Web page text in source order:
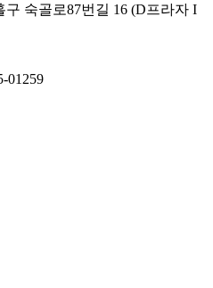
숙골로87번길 16 (D프라자 I
01259